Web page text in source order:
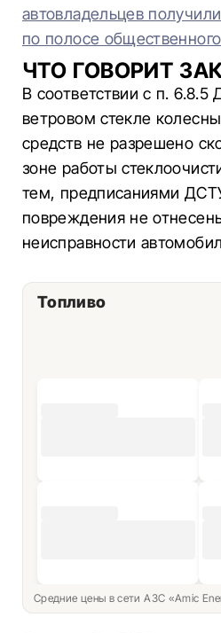
автовладельцев
по полосе
ЧТО ГОВОРИТ
В соответствии с п. 6.8.5
ветровом стекле
средств не разрешено
зоне работы
тем, предписаниями
повреждения не
неисправности
Топливо
Средние цены в сети АЗС «Amic